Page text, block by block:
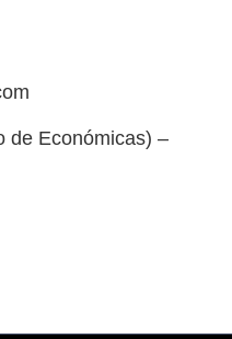
de Económicas) –